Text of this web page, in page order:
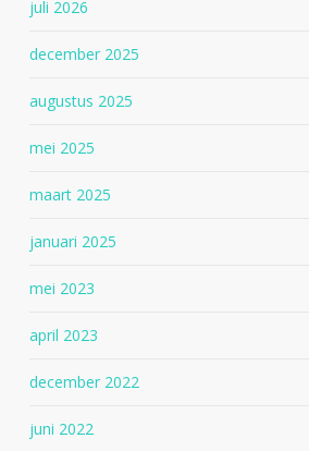
juli 2026
december 2025
augustus 2025
mei 2025
maart 2025
januari 2025
mei 2023
april 2023
december 2022
juni 2022